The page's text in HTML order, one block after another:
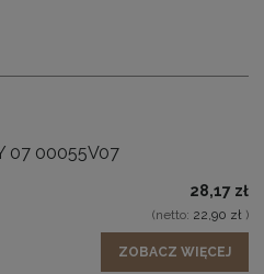
07 00055V07
28,17 zł
(netto: 22,90 zł )
ZOBACZ WIĘCEJ